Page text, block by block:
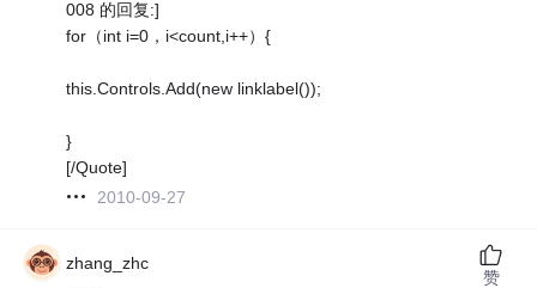
008 的回复:]
for（int i=0，i<count,i++）{
this.Controls.Add(new linklabel());
}
[/Quote]
2010-09-27
zhang_zhc
赞